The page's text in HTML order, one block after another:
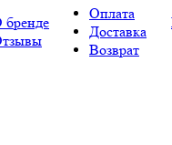
бренде
Оплата
Доставка
Возврат